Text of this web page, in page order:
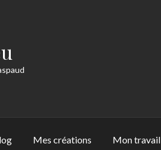
Mes créations Mon travail